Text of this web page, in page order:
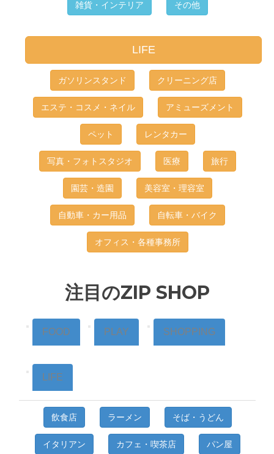
雑貨・インテリア その他
LIFE
ガソリンスタンド クリーニング店
エステ・コスメ・ネイル アミューズメント
ペット レンタカー
写真・フォトスタジオ 医療 旅行
園芸・造園 美容室・理容室
自動車・カー用品 自転車・バイク
オフィス・各種事務所
注目のZIP SHOP
FOOD PLAY SHOPPING
LIFE
飲食店 ラーメン そば・うどん
イタリアン カフェ・喫茶店 パン屋